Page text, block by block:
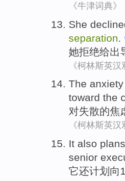
《牛津词典》
She
separation
她拒绝给出
《柯林斯英汉
The anxiety
toward the
对失散的焦
《柯林斯英汉
It also plans
senior
它还计划 向